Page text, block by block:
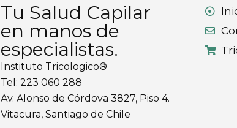
Tu Salud Capilar
en manos de
especialistas.
Instituto Tricologico®
Tel: 223 060 288
Av. Alonso de Córdova 3827, Piso 4.
Vitacura, Santiago de Chile